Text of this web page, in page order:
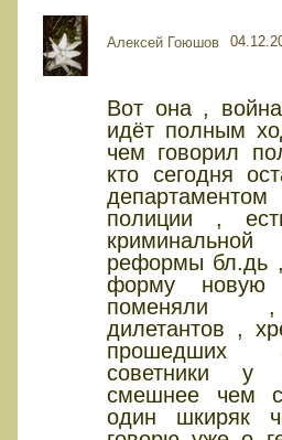
Алексей Гоюшов
Вот она ,
идёт полным
чем говорил
кто сегодня
полиции ,
реформы бл.дь
форму
поменяли ,
дилетантов ,
прошедших
советники у
смешнее чем
один шкиряк